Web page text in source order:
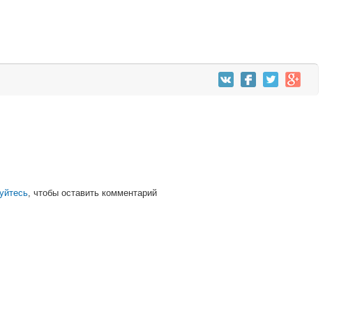
, чтобы оставить комментарий